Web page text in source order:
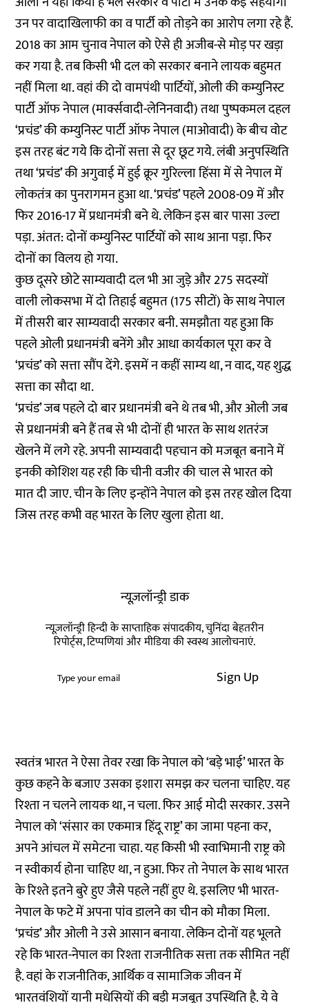
उन पर वादाखिलाफी का व पार्टी को तोड़ने का आरोप लगा रहे हैं.
2018 का आम चुनाव नेपाल को ऐसे ही अजीब-से मोड़ पर खड़ा
कर गया है. तब किसी भी दल को सरकार बनाने लायक बहुमत
नहीं मिला था. वहां की दो वामपंथी पार्टियों, ओली की कम्युनिस्ट
पार्टी ऑफ नेपाल (मार्क्सवादी-लेनिनवादी) तथा पुष्पकमल दहल
‘प्रचंड’ की कम्युनिस्ट पार्टी ऑफ नेपाल (माओवादी) के बीच वोट
इस तरह बंट गये कि दोनों सत्ता से दूर छूट गये. लंबी अनुपस्थिति
तथा ‘प्रचंड’ की अगुवाई में हुई क्रूर गुरिल्ला हिंसा में से नेपाल में
लोकतंत्र का पुनरागमन हुआ था. ‘प्रचंड’ पहले 2008-09 में और
फिर 2016-17 में प्रधानमंत्री बने थे. लेकिन इस बार पासा उल्टा
पड़ा. अंतत: दोनों कम्युनिस्ट पार्टियों को साथ आना पड़ा. फिर
दोनों का विलय हो गया.
कुछ दूसरे छोटे साम्यवादी दल भी आ जुड़े और 275 सदस्यों
वाली लोकसभा में दो तिहाई बहुमत (175 सीटों) के साथ नेपाल
में तीसरी बार साम्यवादी सरकार बनी. समझौता यह हुआ कि
पहले ओली प्रधानमंत्री बनेंगे और आधा कार्यकाल पूरा कर वे
‘प्रचंड’ को सत्ता सौंप देंगे. इसमें न कहीं साम्य था, न वाद, यह शुद्ध
सत्ता का सौदा था.
‘प्रचंड’ जब पहले दो बार प्रधानमंत्री बने थे तब भी, और ओली जब
से प्रधानमंत्री बने हैं तब से भी दोनों ही भारत के साथ शतरंज
खेलने में लगे रहे. अपनी साम्यवादी पहचान को मजबूत बनाने में
इनकी कोशिश यह रही कि चीनी वजीर की चाल से भारत को
मात दी जाए. चीन के लिए इन्होंने नेपाल को इस तरह खोल दिया
जिस तरह कभी वह भारत के लिए खुला होता था.
न्यूज़लॉन्ड्री डाक
न्यूज़लॉन्ड्री हिन्दी के साप्ताहिक संपादकीय, चुनिंदा बेहतरीन
रिपोर्ट्स, टिप्पणियां और मीडिया की स्वस्थ आलोचनाएं.
Sign Up
स्वतंत्र भारत ने ऐसा तेवर रखा कि नेपाल को ‘बड़े भाई’ भारत के
कुछ कहने के बजाए उसका इशारा समझ कर चलना चाहिए. यह
रिश्ता न चलने लायक था, न चला. फिर आई मोदी सरकार. उसने
नेपाल को ‘संसार का एकमात्र हिंदू राष्ट्र’ का जामा पहना कर,
अपने आंचल में समेटना चाहा. यह किसी भी स्वाभिमानी राष्ट्र को
न स्वीकार्य होना चाहिए था, न हुआ. फिर तो नेपाल के साथ भारत
के रिश्ते इतने बुरे हुए जैसे पहले नहीं हुए थे. इसलिए भी भारत-
नेपाल के फटे में अपना पांव डालने का चीन को मौका मिला.
‘प्रचंड’ और ओली ने उसे आसान बनाया. लेकिन दोनों यह भूलते
रहे कि भारत-नेपाल का रिश्ता राजनीतिक सत्ता तक सीमित नहीं
है. वहां के राजनीतिक, आर्थिक व सामाजिक जीवन में
भारतवंशियों यानी मधेसियों की बड़ी मजबूत उपस्थिति है. ये वे